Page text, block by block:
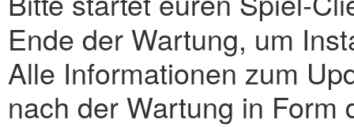
Ende der Wartung, um
Alle Informationen zum
nach der Wartung in Form